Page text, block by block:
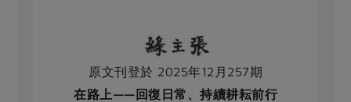
原文刊登於 2025年12月257期
在路上——回復日常、持續耕耘前行